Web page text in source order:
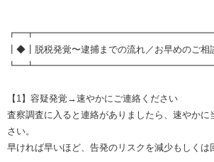
┃◆┃脱税発覚〜逮捕までの流れ／お早めのご相
【1】容疑発覚→速やかにご連絡ください
査察調査に入ると連絡がありましたら、速やかに
さい。
早ければ早いほど、告発のリスクを減少もしくは